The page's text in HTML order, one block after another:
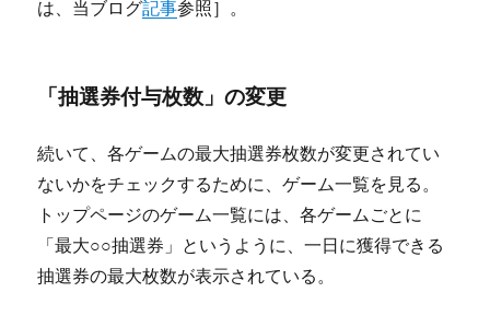
は、当ブログ記事参照］。
「抽選券付与枚数」の変更
続いて、各ゲームの最大抽選券枚数が変更されてい
ないかをチェックするために、ゲーム一覧を見る。
トップページのゲーム一覧には、各ゲームごとに
「最大○○抽選券」というように、一日に獲得できる
抽選券の最大枚数が表示されている。